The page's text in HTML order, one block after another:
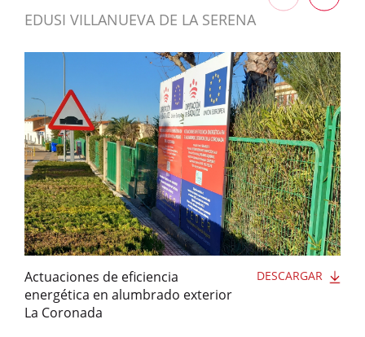
EDUSI VILLANUEVA DE LA SERENA
Actuaciones de eficiencia
energética en alumbrado exterior
La Coronada
DESCARGAR